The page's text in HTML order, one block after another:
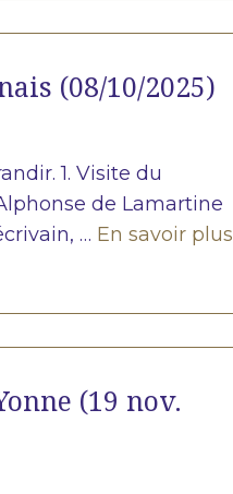
(08/10/2025)
1. Visite du
de Lamartine
… En savoir plus
(19 nov.